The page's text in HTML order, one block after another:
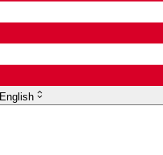
English